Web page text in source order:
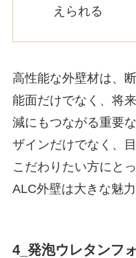
えられる
高性能な外壁材は、
能面だけでなく、将
減にもつながる重要
ザインだけでなく、
こだわりたい方にと
ALC外壁は大きな魅
4_発泡ウレタンフ